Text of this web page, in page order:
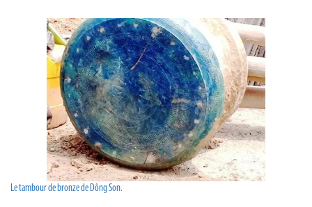
Le tambour de bronze de Dông Son.